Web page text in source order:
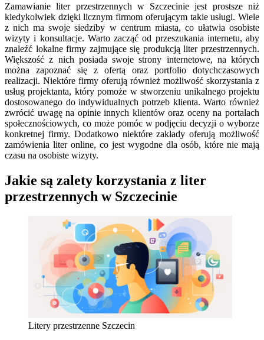
Zamawianie liter przestrzennych w Szczecinie jest prostsze niż
kiedykolwiek dzięki licznym firmom oferującym takie usługi. Wiele
z nich ma swoje siedziby w centrum miasta, co ułatwia osobiste
wizyty i konsultacje. Warto zacząć od przeszukania internetu, aby
znaleźć lokalne firmy zajmujące się produkcją liter przestrzennych.
Większość z nich posiada swoje strony internetowe, na których
można zapoznać się z ofertą oraz portfolio dotychczasowych
realizacji. Niektóre firmy oferują również możliwość skorzystania z
usług projektanta, który pomoże w stworzeniu unikalnego projektu
dostosowanego do indywidualnych potrzeb klienta. Warto również
zwrócić uwagę na opinie innych klientów oraz oceny na portalach
społecznościowych, co może pomóc w podjęciu decyzji o wyborze
konkretnej firmy. Dodatkowo niektóre zakłady oferują możliwość
zamówienia liter online, co jest wygodne dla osób, które nie mają
czasu na osobiste wizyty.
Jakie są zalety korzystania z liter
przestrzennych w Szczecinie
Litery przestrzenne Szczecin